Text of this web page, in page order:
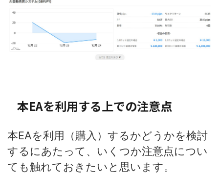
本EAを利用する上での注意点
本EAを利用（購入）するかどうかを検討
するにあたって、いくつか注意点につい
ても触れておきたいと思います。